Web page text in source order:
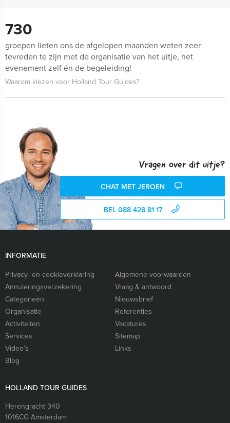
730
groepen lieten ons de afgelopen maanden weten zeer
tevreden te zijn met de organisatie van het uitje, het
evenement zelf én de begeleiding!
Waarom kiezen voor Holland Tour Guides?
Vragen over dit uitje?
CHAT MET JEROEN
BEL 088 428 81 17
INFORMATIE
Privacy- en cookieverklaring
Algemene voorwaarden
Annuleringsverzekering
Vraag & antwoord
Categorieën
Nieuwsbrief
Organisatie
Referenties
Activiteiten
Vacatures
Services
Sitemap
Video’s
Links
Blog
HOLLAND TOUR GUIDES
Herengracht 340
1016CG Amsterdam